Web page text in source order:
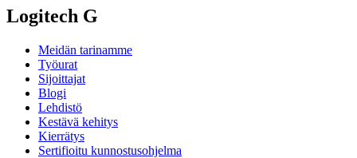
Logitech G
Meidän tarinamme
Työurat
Sijoittajat
Blogi
Lehdistö
Kestävä kehitys
Kierrätys
Sertifioitu kunnostusohjelma